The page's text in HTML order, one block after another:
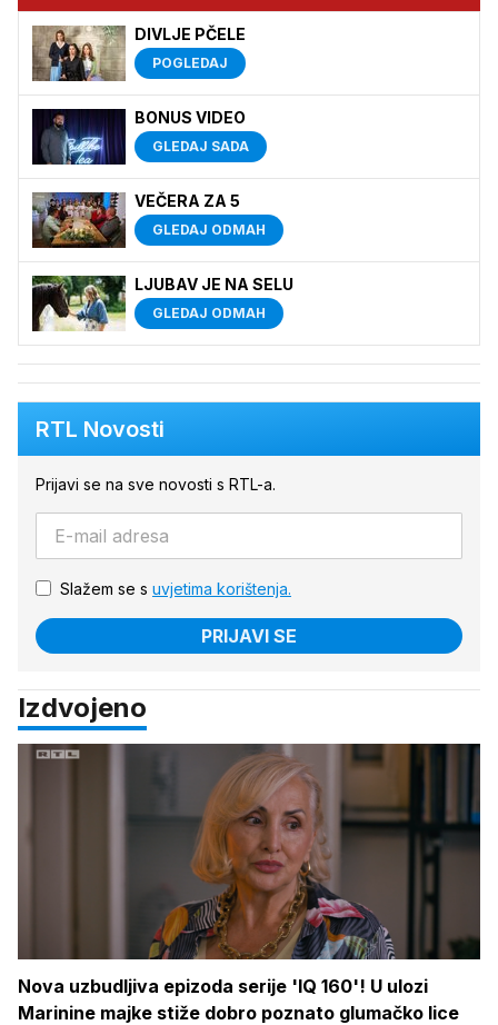
DIVLJE PČELE
POGLEDAJ
BONUS VIDEO
GLEDAJ SADA
VEČERA ZA 5
GLEDAJ ODMAH
LJUBAV JE NA SELU
GLEDAJ ODMAH
RTL Novosti
Prijavi se na sve novosti s RTL-a.
Slažem se s uvjetima korištenja.
PRIJAVI SE
Izdvojeno
Nova uzbudljiva epizoda serije 'IQ 160'! U ulozi
Marinine majke stiže dobro poznato glumačko lice